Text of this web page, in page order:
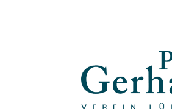
Paul-